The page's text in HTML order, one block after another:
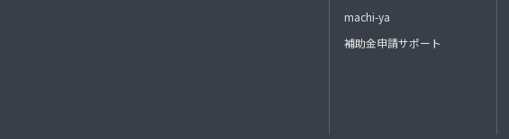
machi-ya
補助金申請サポート